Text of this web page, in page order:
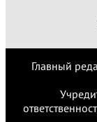
Главный